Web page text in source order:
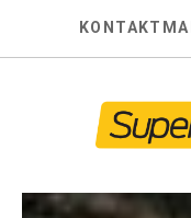
KONTAKT